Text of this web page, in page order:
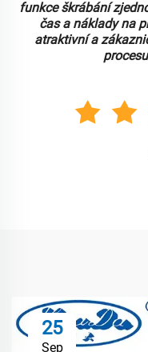
funkce škrábání
čas a náklady na
atraktivní a
25
Sep